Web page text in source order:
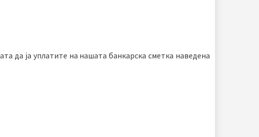
да ја уплатите на нашата банкарска сметка наведена